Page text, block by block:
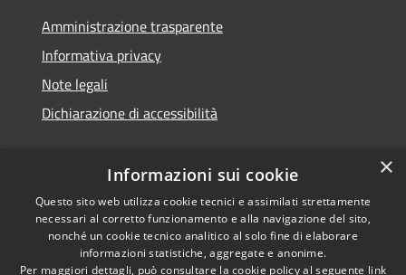
Amministrazione trasparente
Informativa privacy
Note legali
Dichiarazione di accessibilità
RSS
Copyright © 2026 • Comune di
×
Informazioni sui cookie
Questo sito web utilizza cookie tecnici e assimilati strettamente
necessari al corretto funzionamento e alla navigazione del sito,
nonché un cookie tecnico analitico al solo fine di elaborare
informazioni statistiche, aggregate e anonime.
Per maggiori dettagli, può consultare la cookie policy al seguente link